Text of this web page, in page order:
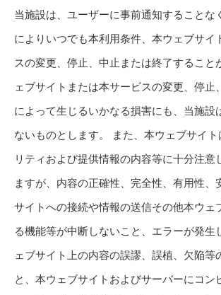
当施設は、ユーザーに事前通知することな
によりいつでも本利用条件、本ウェブサイ
スの変更、停止、中止または終了すること
ェブサイトまたは本サービスの変更、停止
によって生じるいかなる損害にも、当施設
ないものとします。 また、本ウェブサイト
リティおよび提供情報の内容等に十分注意
ますが、内容の正確性、完全性、有用性、
サイトへの接続や情報の送信その他本ウェ
る機能等が中断しないこと、エラーが発生
ェブサイト上の内容の誤謬、誤植、欠陥等
と、本ウェブサイトおよびサーバーにコン